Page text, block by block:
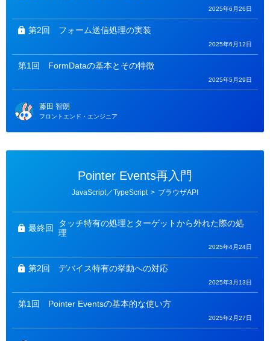
2025年6月26日
第2回 フォーム送信処理の実装
2025年6月12日
第1回 FormDataの基本とその特徴
2025年5月29日
藤田 智朗
フロントエンド・エンジニア
Pointer Events再入門
リ
JavaScript／TypeScript > ブラウザAPI
最終回
タッチ特有の処理とターゲットから外れた際の処
理
2025年4月24日
第2回 デバイス特有の挙動への対応
2025年3月13日
第1回 Pointer Eventsの基本的な使い方
2025年2月27日